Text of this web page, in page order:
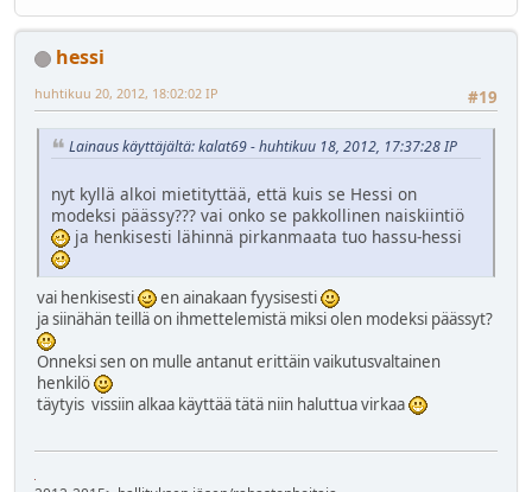
hessi
#19
huhtikuu 20, 2012, 18:02:02 IP
Lainaus käyttäjältä: kalat69 - huhtikuu 18, 2012, 17:37:28 IP
nyt kyllä alkoi mietityttää, että kuis se Hessi on
modeksi päässy??? vai onko se pakkollinen naiskiintiö
ja henkisesti lähinnä pirkanmaata tuo hassu-hessi
vai henkisesti
en ainakaan fyysisesti
ja siinähän teillä on ihmettelemistä miksi olen modeksi päässyt?
Onneksi sen on mulle antanut erittäin vaikutusvaltainen
henkilö
täytyis vissiin alkaa käyttää tätä niin haluttua virkaa